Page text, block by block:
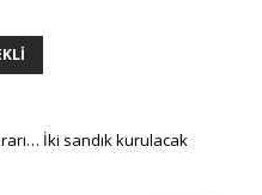
İki sandık kurulacak